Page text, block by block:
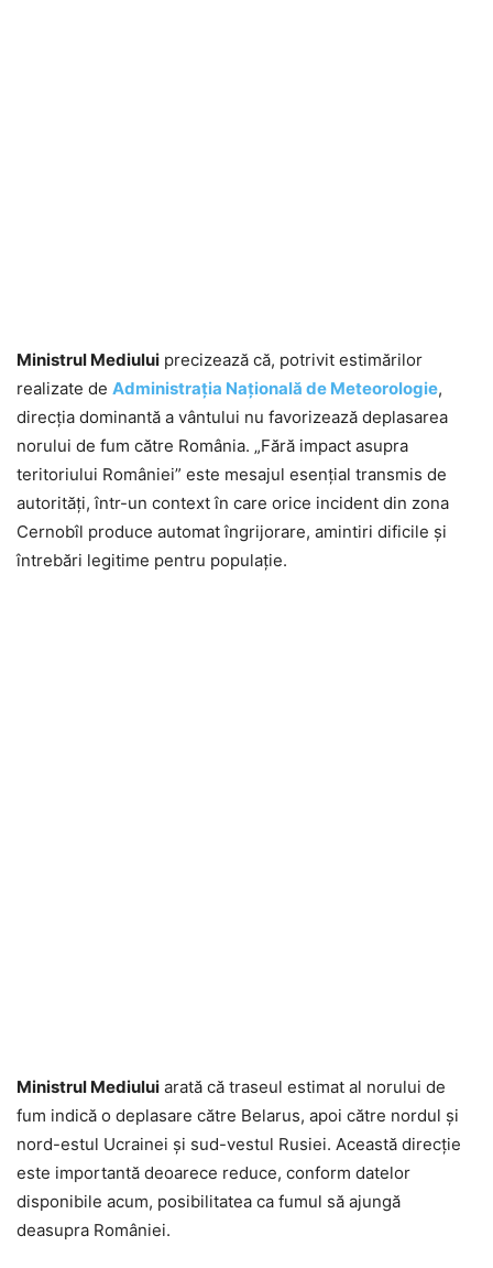
Ministrul Mediului precizează că, potrivit estimărilor
realizate de Administrația Națională de Meteorologie,
direcția dominantă a vântului nu favorizează deplasarea
norului de fum către România. „Fără impact asupra
teritoriului României” este mesajul esențial transmis de
autorități, într-un context în care orice incident din zona
Cernobîl produce automat îngrijorare, amintiri dificile și
întrebări legitime pentru populație.
Ministrul Mediului arată că traseul estimat al norului de
fum indică o deplasare către Belarus, apoi către nordul și
nord-estul Ucrainei și sud-vestul Rusiei. Această direcție
este importantă deoarece reduce, conform datelor
disponibile acum, posibilitatea ca fumul să ajungă
deasupra României.